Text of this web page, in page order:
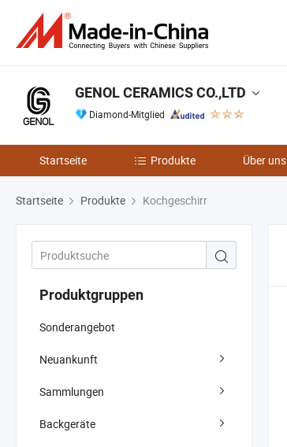
GENOL CERAMICS CO.,LTD
Diamond-Mitglied
Startseite Produkte Über uns
Startseite Produkte Kochgeschirr
Produktgruppen
Sonderangebot
Neuankunft
Sammlungen
Backgeräte